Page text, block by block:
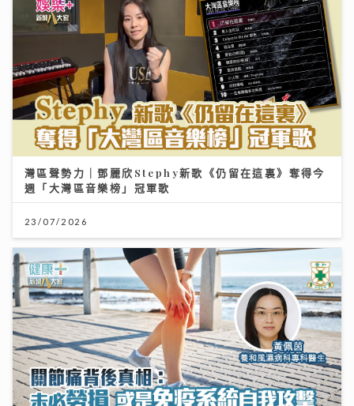
灣區聲勢力｜鄧麗欣Stephy新歌《仍留在這裏》奪得今
週「大灣區音樂榜」冠軍歌
23/07/2026